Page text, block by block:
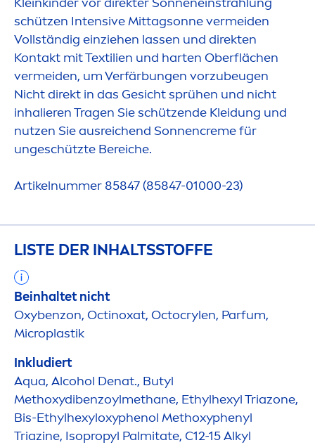
schützen Intensive Mittagsonne vermeiden
Vollständig einziehen lassen und direkten
Kontakt mit Textilien und harten Oberflächen
vermeiden, um Verfärbungen vorzubeugen
Nicht direkt in das Gesicht sprühen und nicht
inhalieren Tragen Sie schützende Kleidung und
nutzen Sie ausreichend Sonnencremefür
ungeschützte Bereiche.
Artikelnummer 85847 (85847-01000-23)
LISTE DER INHALTSSTOFFE
Beinhaltet nicht
Oxybenzon, Octinoxat, Octocrylen, Parfum,
Microplastik
Inkludiert
Aqua, Alcohol Denat., Butyl
Methoxydibenzoylmethane, Ethylhexyl Triazone,
Bis-Ethylhexyloxyphenol Methoxyphenyl
Triazine, Isopropyl Palmitate, C12-15 Alkyl